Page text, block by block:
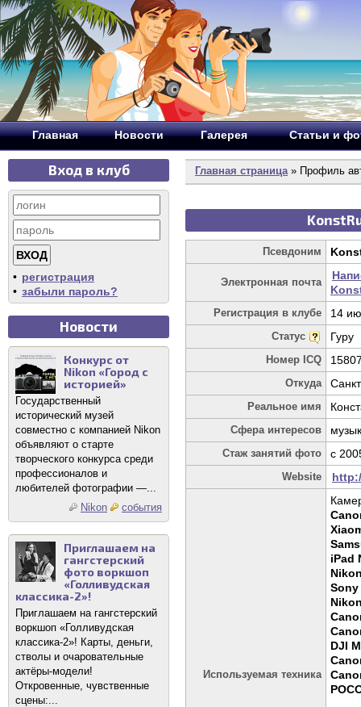
Главная Новости Галерея Статьи и
Вход в клуб
• регистрация
• забыли пароль?
Новости
Конкурс от
Nikon «Город с
историей»
Государственный
исторический музей
совместно с компанией Nikon
объявляют о старте
творческого конкурса среди
профессионалов и
любителей фотографии —...
Nikon
события
Приглашаем на
гангстерский
фото воркшоп
«Голливудская
классика-2»!
Приглашаем на гангстерский
воркшоп «Голливудская
классика-2»! Карты, деньги,
стволы и очаровательные
актёры-модели!
Откровенные, чувственные
сцены:...
Главная страница» Профиль
Псевдоним
Электронная почта
Регистрация в клубе 14
Статус Гуру
Номер ICQ
Откуда
Реальное имя
Сфера интересов
Стаж занятий фото c
Website
Используемая техника
iPad
Sony
DJI